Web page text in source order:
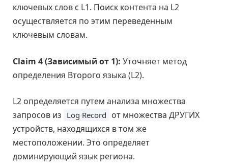
ключевых слов с L1. Поиск контента на L2
осуществляется по этим переведенным
ключевым словам.
Claim 4 (Зависимый от 1): Уточняет метод
определения Второго языка (L2).
L2 определяется путем анализа множества
запросов из Log Record от множества ДРУГИХ
устройств, находящихся в том же
местоположении. Это определяет
доминирующий язык региона.